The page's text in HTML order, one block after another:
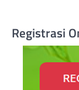
Registrasi